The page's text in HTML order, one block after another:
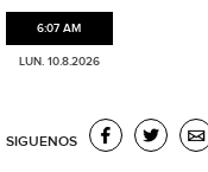
6:07 AM
LUN. 10.8.2026
SIGUENOS